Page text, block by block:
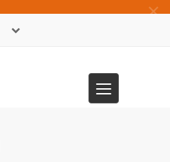
×
Toggle
navigation